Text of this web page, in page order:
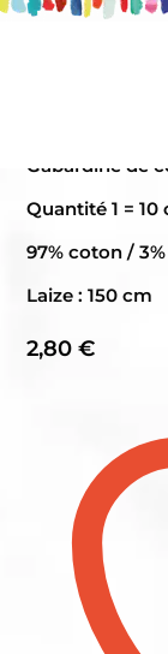
Gabardine de
Quantité 1 = 10
97% coton /
Laize : 150 cm
2,80€